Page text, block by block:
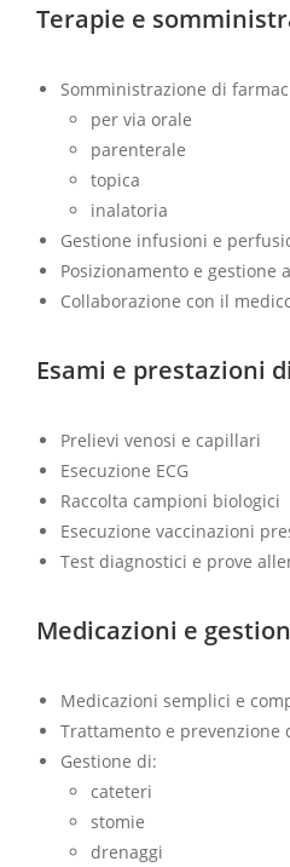
Terapie e
Somministrazione di
per via orale
parenterale
topica
inalatoria
Gestione infusioni e
Posizionamento e gestione
Collaborazione con il
Esami e prestazioni
Prelievi venosi e capillari
Esecuzione ECG
Raccolta campioni biologici
Esecuzione vaccinazioni
Test diagnostici e prove
Medicazioni e
Medicazioni semplici e
Trattamento e prevenzione
Gestione di:
cateteri
stomie
drenaggi